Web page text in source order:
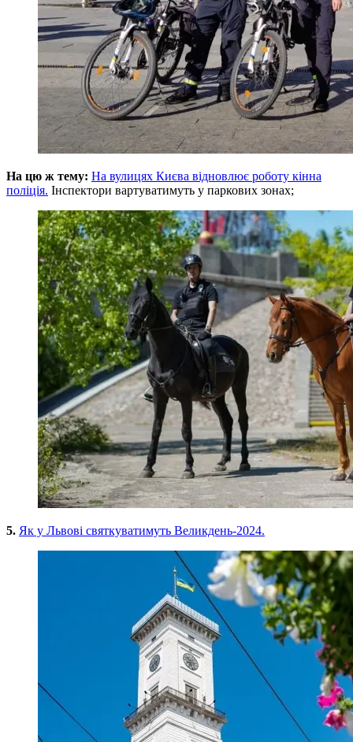
На цю ж тему: На вулицях Києва відновлює роботу кінна
поліція. Інспектори вартуватимуть у паркових зонах;
5. Як у Львові святкуватимуть Великдень-2024.